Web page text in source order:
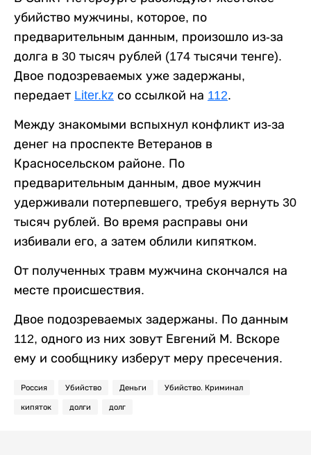
убийство мужчины, которое, по
предварительным данным, произошло из-за
долга в 30 тысяч рублей (174 тысячи тенге).
Двое подозреваемых уже задержаны,
передает Liter.kz со ссылкой на 112.
Между знакомыми вспыхнул конфликт из-за
денег на проспекте Ветеранов в
Красносельском районе. По
предварительным данным, двое мужчин
удерживали потерпевшего, требуя вернуть 30
тысяч рублей. Во время расправы они
избивали его, а затем облили кипятком.
От полученных травм мужчина скончался на
месте происшествия.
Двое подозреваемых задержаны. По данным
112, одного из них зовут Евгений М. Вскоре
ему и сообщнику изберут меру пресечения.
Россия Убийство Деньги Убийство. Криминал
кипяток долги долг